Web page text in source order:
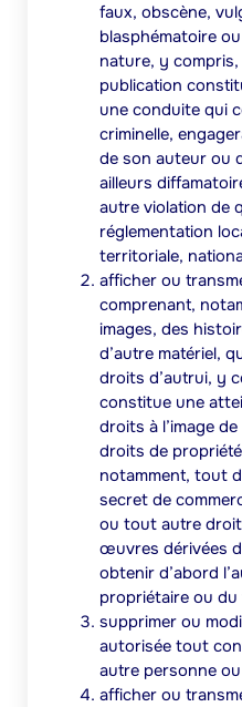
faux, obscène,
blasphématoire
nature, y
publication
une conduite qui
criminelle,
de son auteur ou
ailleurs
autre violation de
réglementation
territoriale,
afficher ou
comprenant,
images, des
d’autre matériel,
droits d’autrui, y
constitue une
droits à l’image
droits de
notamment, tout
secret de
ou tout autre
œuvres dérivées
obtenir d’abord
propriétaire ou
supprimer ou
autorisée tout
autre personne
afficher ou